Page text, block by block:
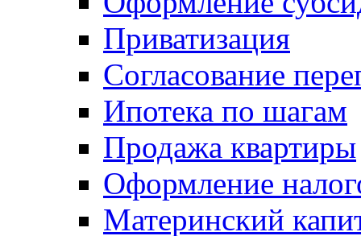
Приватизация
Согласование
Ипотека по шагам
Продажа квартиры
Оформление
Материнский